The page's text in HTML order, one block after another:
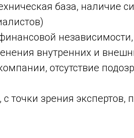
база, наличие
внутренних и
отсутствие
зрения экспертов,